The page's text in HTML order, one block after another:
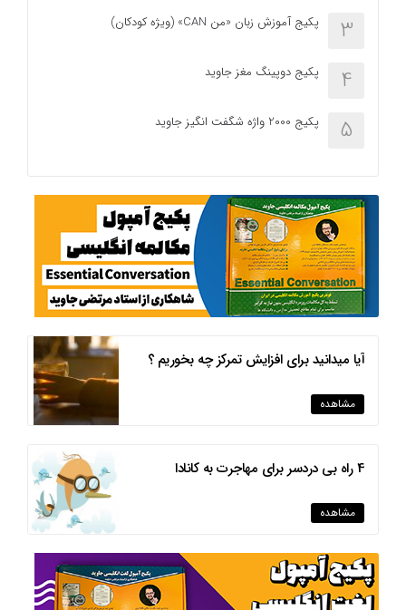
3 پکیج آموزش زبان «من CAN» (ویژه کودکان)
4 پکیج دوپینگ مغز جاوید
5 پکیج 2000 واژه شگفت انگیز جاوید
آیا میدانید برای افزایش تمرکز چه بخوریم ؟
مشاهده
4 راه بی دردسر برای مهاجرت به کانادا
مشاهده